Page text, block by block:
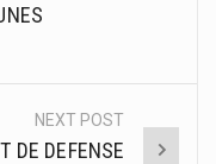
NEXT POST
DE DEFENSE